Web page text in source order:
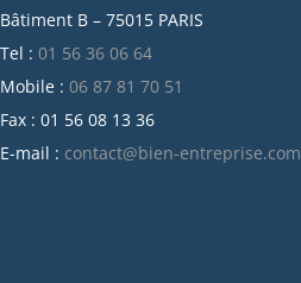
mai 2021
avril 2021
mars 2021
février 2021
janvier 2021
Bâtiment B – 75015 PARIS
Tel : 01 56 36 06 64
Mobile : 06 87 81 70 51
Fax : 01 56 08 13 36
E-mail : contact@bien-entreprise.com